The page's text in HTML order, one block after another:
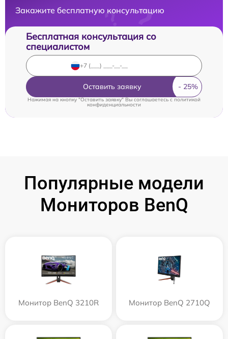
Закажите бесплатную консультацию
Бесплатная консультация со
специалистом
Оставить заявку
Нажимая на кнопку "Оставить заявку" Вы соглашаетесь cполитикой
конфиденциальности
Популярные модели
Мониторов BenQ
Монитор BenQ 3210R Монитор BenQ 2710Q